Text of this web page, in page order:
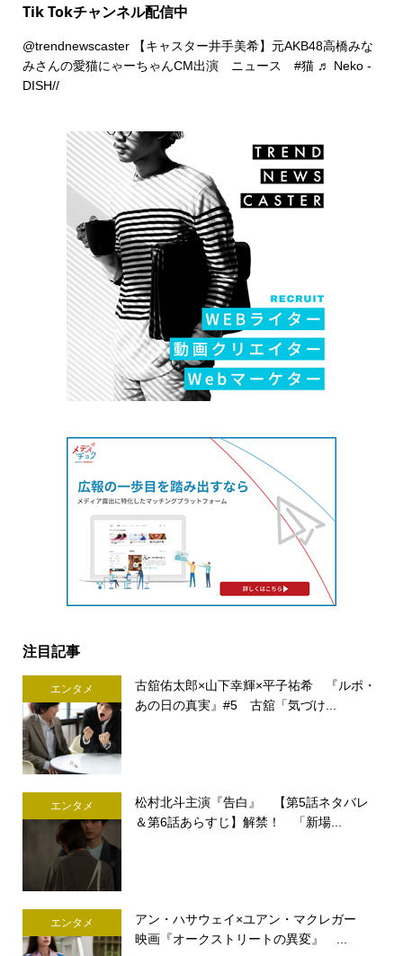
Tik Tokチャンネル配信中
@trendnewscaster【キャスター井手美希】元AKB48高橋みな
みさんの愛猫にゃーちゃんCM出演 ニュース #猫 ♬ Neko -
DISH//
注目記事
エンタメ
古舘佑太郎×山下幸輝×平子祐希 『ルポ・
あの日の真実』#5 古舘「気づけ...
エンタメ
松村北斗主演『告白』 【第5話ネタバレ
＆第6話あらすじ】解禁！ 「新場...
エンタメ
アン・ハサウェイ×ユアン・マクレガー
映画『オークストリートの異変』 ...